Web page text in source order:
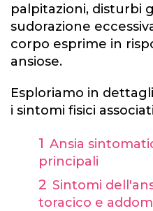
palpitazioni, disturbi
sudorazione
corpo esprime in
ansiose.
Esploriamo in
i sintomi fisici
Ansia
principali
Sintomi
toracico e